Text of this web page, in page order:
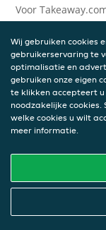
Voor
Takeaway.com
Piet Heinkade 61
1019 GM
Nederland
Bijgewerkte
Wij kunnen deze
reactie op
ontwikkelingen.
bijwerken, zullen
Wij gebruiken cookies
gebruikerservaring te
optimalisatie en
gebruiken onze eigen
te klikken accepteert
noodzakelijke cookies.
welke cookies u wilt
meer informatie.